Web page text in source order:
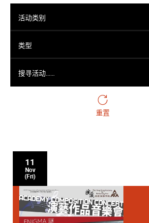
活动类别
类型
重置
11
Nov
(Fri)